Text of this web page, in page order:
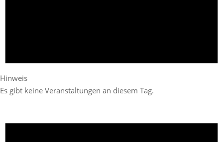
Hinweis
Es gibt keine Veranstaltungen an diesem Tag.